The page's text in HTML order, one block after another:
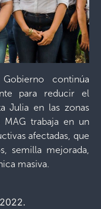
continúa
para reducir el
Julia en las zonas
MAG trabaja en un
afectadas, que
semilla mejorada,
masiva.